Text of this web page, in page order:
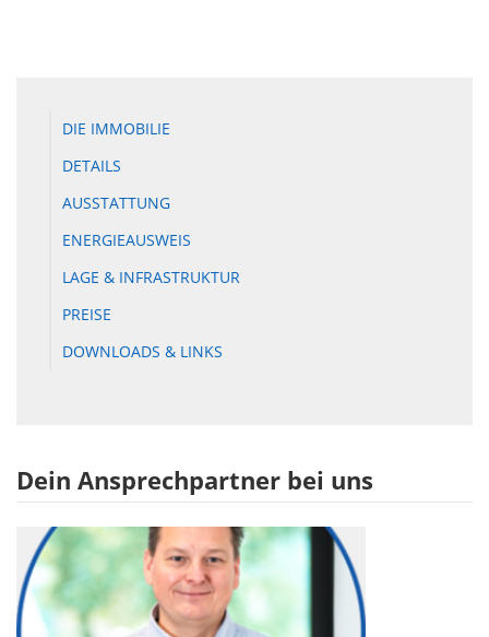
DIE IMMOBILIE
DETAILS
AUSSTATTUNG
ENERGIEAUSWEIS
LAGE & INFRASTRUKTUR
PREISE
DOWNLOADS & LINKS
Dein Ansprechpartner bei uns